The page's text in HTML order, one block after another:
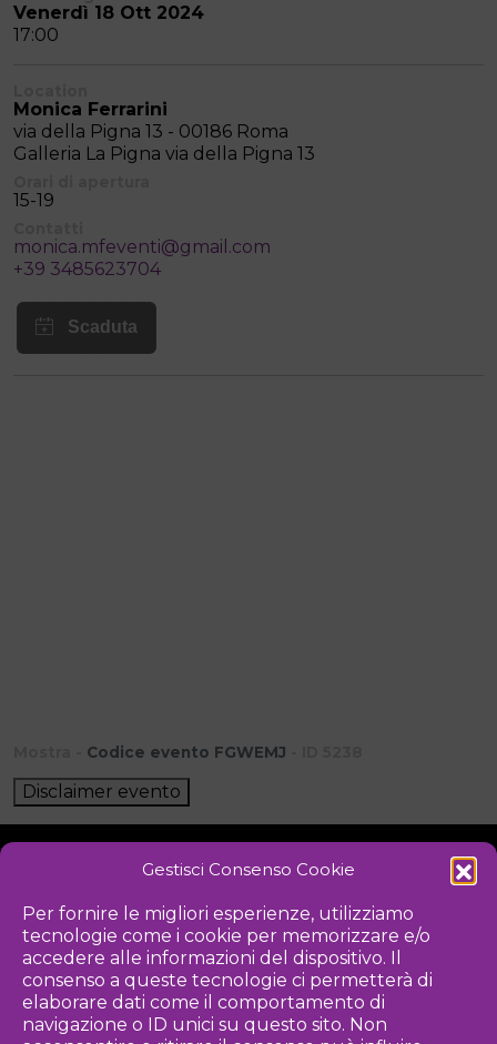
Gestisci Consenso Cookie
Per fornire le migliori esperienze, utilizziamo
tecnologie come i cookie per memorizzare e/o
accedere alle informazioni del dispositivo. Il
consenso a queste tecnologie ci permetterà di
elaborare dati come il comportamento di
navigazione o ID unici su questo sito. Non
Venerdì 18 Ott 2024
17:00
Monica Ferrarini
via della Pigna 13 - 00186 Roma
Galleria La Pigna via della Pigna 13
15-19
monica.mfeventi@gmail.com
+39 3485623704
Codice evento FGWEMJ
Disclaimer evento
PRIVACY POLICY
Iniziativa